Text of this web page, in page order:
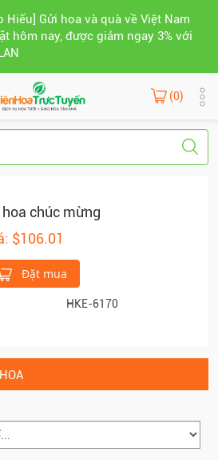
Hiếu] Gửi hoa và quà về Việt Nam
hôm nay, được giảm ngay 3% với
(0)
hoa chúc mừng
$106.01
Đặt mua
HKE-6170